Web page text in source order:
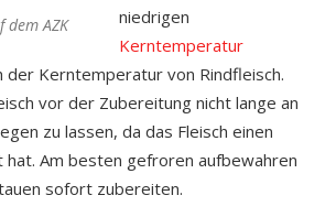
dem AZK
niedrigen
Kerntemperatur
der Kerntemperatur von Rindfleisch.
vor der Zubereitung nicht lange an
zu lassen, da das Fleisch einen
hat. Am besten gefroren aufbewahren
sofort zubereiten.